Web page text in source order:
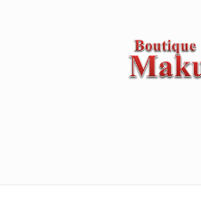
Siirry
navigointiin
Siirry
sisältöön